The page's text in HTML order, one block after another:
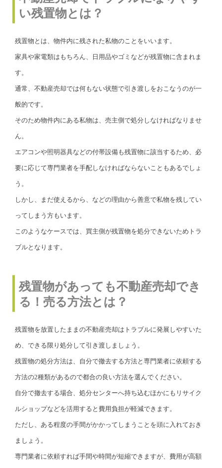
い残置物とは？
残置物とは、物件内に残された私物のことをいいます。
家具や家電類はもちろん、日用品やゴミなどが残置物に含まれま
す。
通常、不動産売却では何もない状態で引き渡しをおこなうのが一
般的です。
そのため物件内にある私物は、売主側で処分しなければなりませ
ん。
エアコンや照明器具などの付帯設備も残置物に該当するため、必
要に応じて専門業者を手配しなければならないこともあるでしょ
う。
しかし、まだ使えるから、などの理由から善意で私物を残してい
ってしまう方もいます。
このようなケースでは、買主側が残置物を処分できないためトラ
ブルとなります。
残置物があっても不動産売却でき
る！売る方法とは？
残置物を放置したままの不動産売却はトラブルに発展しやすいた
め、できる限り処分して引き渡しましょう。
残置物の処分方法は、自分で撤去する方法と専門業者に依頼する
方法の2種類があるので都合の良い方法を選んでください。
自分で撤去する場合、処分センターへ持ち込むほかにもリサイク
ルショップなどを活用すると費用負担が軽減できます。
ただし、ある程度の手間がかかってしまうことを頭に入れておき
ましょう。
専門業者に依頼すれば手間や時間が短縮できますが、費用が高額